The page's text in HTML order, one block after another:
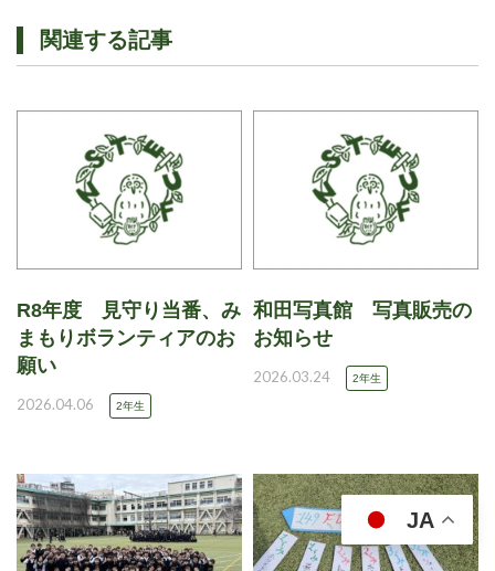
関連する記事
R8年度 見守り当番、み
まもりボランティアのお
願い
2026.04.06 2年生
和田写真館 写真販売の
お知らせ
2026.03.24 2年生
JA